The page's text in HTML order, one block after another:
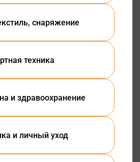
снаряжение
техника
и здравоохранение
и личный уход